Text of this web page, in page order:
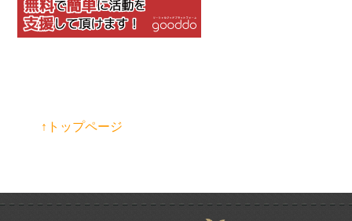
↑トップページ